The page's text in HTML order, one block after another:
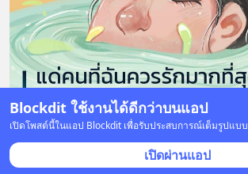
Blockdit ใช้งานได้ดีกว่าบนแอป
เปิดโพสต์นี้ในแอป Blockdit เพื่อรับประสบการณ์เต็มรูปแบบ
เปิดผ่านแอป
124 บันทึก 159